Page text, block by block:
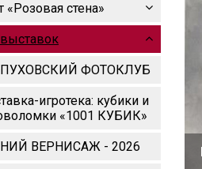
«Розовая стена»
ФОТОКЛУБ
игротека: кубики и
«1001 КУБИК»
ВЕРНИСАЖ - 2026